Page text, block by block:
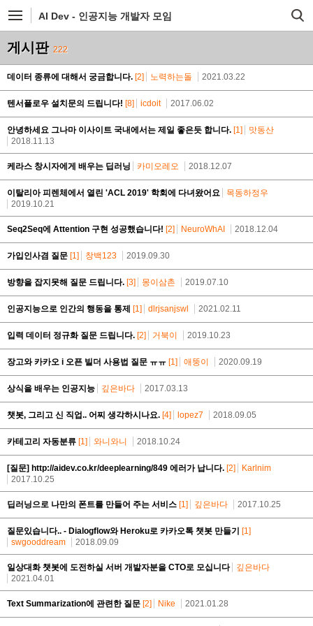
AI Dev - 인공지능 개발자 모임
게시판 222
데이터 종류에 대해서 궁금합니다. [2] 노력하는돌 2021.03.22
텐서플로우 설치문의 드립니다! [8] icdoit 2017.06.02
안녕하세요 그나마 이사이트 국내에서는 제일 좋은듯 합니다. [1]
맛동산
2018.11.13
케라스 창시자에게 배우는 딥러닝 카미오레오 2018.12.07
이탈리아 피렌체에서 열린 'ACL 2019' 학회에 다녀왔어요
목동하정우
2019.10.21
Seq2Seq에 Attention 구현 성공했습니다! [2] NeuroWhAI 2018.12.04
가입인사겸 질문 [1] 창백123 2019.09.30
방향을 잡지못해 질문 드립니다. [3] 몽이삼촌 2019.07.10
인공지능으로 인간의 행동을 통제 [1] dlrjsanjswl 2021.02.11
입력 데이터 정규화 질문 드립니다. [2] 거북이 2019.10.23
장고와 카카오 i 오픈 빌더 사용법 질문 ㅠㅠ [1] 애뚱이 2020.09.19
상식을 배우는 인공지능 깊은바다 2017.03.13
챗봇, 그리고 신 직업.. 어찌 생각하시나요. [4] lopez7 2018.09.05
카테고리 자동분류 [1] 와니와니 2018.10.24
[질문] http://aidev.co.kr/deeplearning/849 에러가 납니다. [2]
Karlnim
2017.10.25
딥러닝으로 나만의 폰트를 만들어 주는 서비스 [1] 깊은바다 2017.10.25
질문있습니다.. - Dialogflow와 Heroku로 카카오톡 챗봇 만들기
[1]
swgooddream
2018.09.09
일상대화 챗봇에 도전하실 서버 개발자분을 CTO로 모십니다
깊은바다
2021.04.01
Text Summarization에 관련한 질문 [2] Nike 2021.01.28